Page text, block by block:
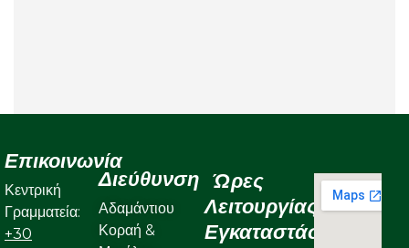
Επικοινωνία
Κεντρική
Γραμματεία:
+30
Διεύθυνση
Αδαμάντιου
Κοραή &
Ώρες
Λειτουργίας
Εγκαταστάσεων